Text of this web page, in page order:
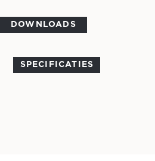
DOWNLOADS
SPECIFICATIES